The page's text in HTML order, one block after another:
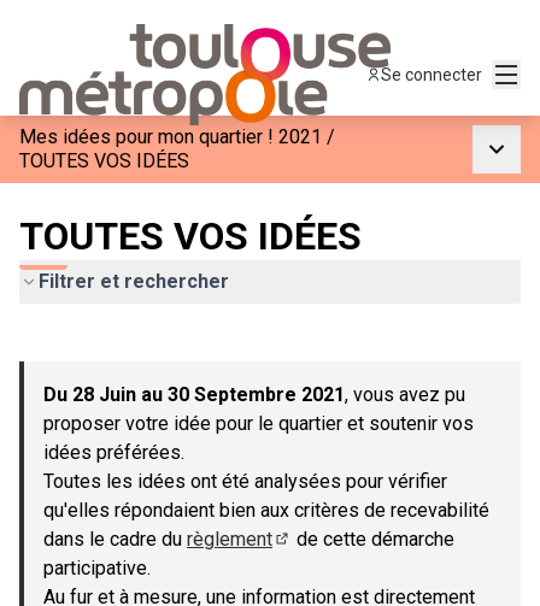
Se connecter
Mes idées pour mon quartier ! 2021 /
TOUTES VOS IDÉES
TOUTES VOS IDÉES
Filtrer et rechercher
−
Du 28 Juin au 30 Septembre 2021, vous avez pu
proposer votre idée pour le quartier et soutenir vos
idées préférées.
Toutes les idées ont été analysées pour vérifier
qu'elles répondaient bien aux critères de recevabilité
dans le cadre du règlement
de cette démarche
participative.
Au fur et à mesure, une information est directement